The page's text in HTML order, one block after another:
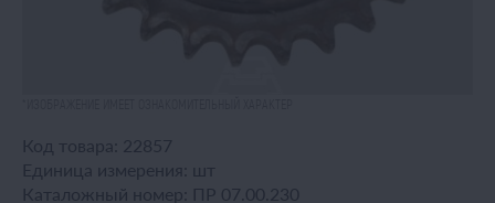
Код товара:
22857
Единица измерения:
шт
Каталожный номер: ПР 07.00.230